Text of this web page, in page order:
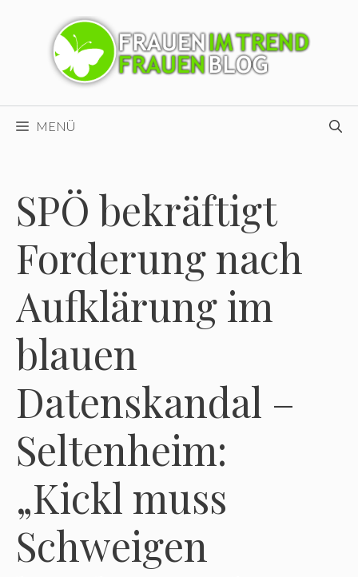
MENÜ
SPÖ bekräftigt
Forderung nach
Aufklärung im
blauen
Datenskandal –
Seltenheim:
„Kickl muss
Schweigen